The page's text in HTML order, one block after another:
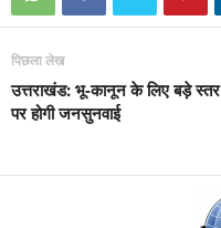
पिछला लेख
उत्तराखंड: भू-कानून के लिए बड़े स्तर
पर होगी जनसुनवाई